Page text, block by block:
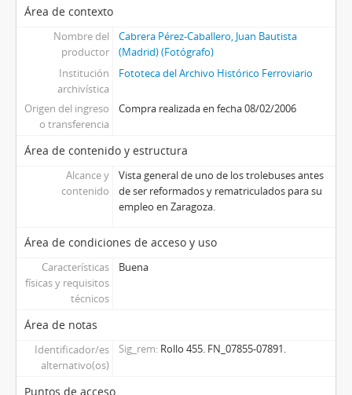
Área de contexto
Nombre del
productor
Cabrera Pérez-Caballero, Juan Bautista
(Madrid) (Fotógrafo)
Institución
archivística
Fototeca del Archivo Histórico Ferroviario
Origen del ingreso
o transferencia
Compra realizada en fecha 08/02/2006
Área de contenido y estructura
Alcance y
contenido
Vista general de uno de los trolebuses antes
de ser reformados y rematriculados para su
empleo en Zaragoza.
Área de condiciones de acceso y uso
Características
físicas y requisitos
técnicos
Buena
Área de notas
Identificador/es
alternativo(os)
Sig_rem Rollo 455. FN_07855-07891.
Puntos de acceso